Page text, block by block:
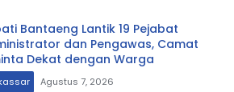
Bantaeng Lantik 19 Pejabat
dan Pengawas, Camat
Dekat dengan Warga
Agustus 7, 2026